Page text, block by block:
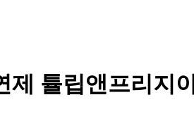
제 튤립앤프리지